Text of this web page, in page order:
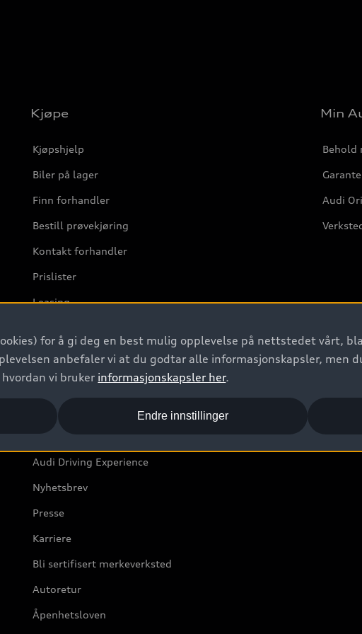
Kjøpe
Kjøpshjelp
Biler på lager
Finn forhandler
Bestill prøvekjøring
Kontakt forhandler
Prislister
Leasing
Audi Forsikring
Min
Behold
Audi
Audi Norge
Kundeservice
Audi Driving Experience
Nyhetsbrev
Presse
Karriere
Bli sertifisert merkeverksted
Autoretur
Åpenhetsloven
for å gi deg en best mulig opplevelse på nettstedet vårt,
anbefaler vi at du godtar alle informasjonskapsler, men
vi bruker informasjonskapsler her.
Endre innstillinger